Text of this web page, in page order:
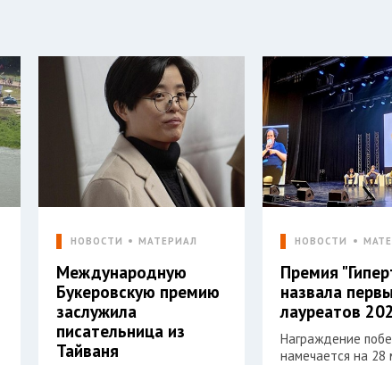
НОВОСТИ МАТЕРИАЛ
Международную
Букеровскую премию
заслужила
писательница из
Тайваня
НОВОСТИ
Премия
назвала
лауреатов
Награждение
намечается на 28